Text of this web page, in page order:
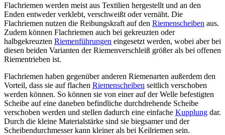
Flachriemen werden meist aus Textilien hergestellt und an den
Enden entweder verklebt, verschweißt oder vernäht. Die
Flachriemen nutzen die Reibungskraft auf den Riemenscheiben aus.
Zudem können Flachriemen auch bei gekreuzten oder
halbgekreuzten Riemenführungen eingesetzt werden, wobei aber bei
diesen beiden Varianten der Riemenverschleiß größer als bei offenen
Riementrieben ist.
Flachriemen haben gegenüber anderen Riemenarten außerdem den
Vorteil, dass sie auf flachen Riemenscheiben seitlich verschoben
werden können. So können sie von einer auf der Welle befestigten
Scheibe auf eine daneben befindliche durchdrehende Scheibe
verschoben werden und stellen dadurch eine einfache Kupplung dar.
Durch die kleine Materialstärke sind sie biegsamer und der
Scheibendurchmesser kann kleiner als bei Keilriemen sein.